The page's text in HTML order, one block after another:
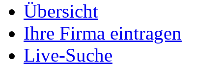
Übersicht
Ihre Firma eintragen
Live-Suche